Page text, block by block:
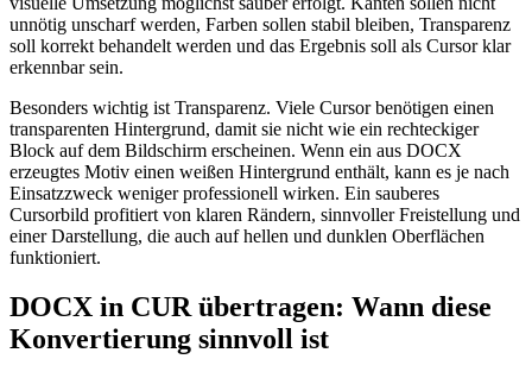
unnötig unscharf werden, Farben sollen stabil bleiben, Transparenz
soll korrekt behandelt werden und das Ergebnis soll als Cursor klar
erkennbar sein.
Besonders wichtig ist Transparenz. Viele Cursor benötigen einen
transparenten Hintergrund, damit sie nicht wie ein rechteckiger
Block auf dem Bildschirm erscheinen. Wenn ein aus DOCX
erzeugtes Motiv einen weißen Hintergrund enthält, kann es je nach
Einsatzzweck weniger professionell wirken. Ein sauberes
Cursorbild profitiert von klaren Rändern, sinnvoller Freistellung und
einer Darstellung, die auch auf hellen und dunklen Oberflächen
funktioniert.
DOCX in CUR übertragen: Wann diese
Konvertierung sinnvoll ist